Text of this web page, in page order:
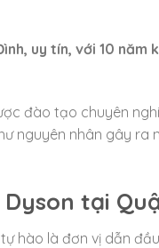
uy tín, với 10
đào tạo chuyên
nguyên nhân gây
tại
hào là đơn vị dẫn